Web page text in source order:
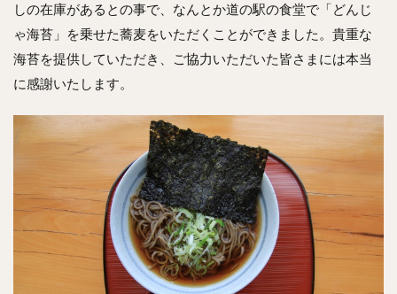
しの在庫があるとの事で、なんとか道の駅の食堂で「どんじ
ゃ海苔」を乗せた蕎麦をいただくことができました。貴重な
海苔を提供していただき、ご協力いただいた皆さまには本当
に感謝いたします。